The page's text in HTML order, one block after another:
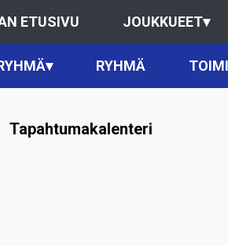
ETUSIVU JOUKKUEET▾
▾ RYHMÄ
Tapahtumakalenteri